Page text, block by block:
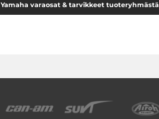
Yamaha varaosat & tarvikkeet tuoteryhmästä